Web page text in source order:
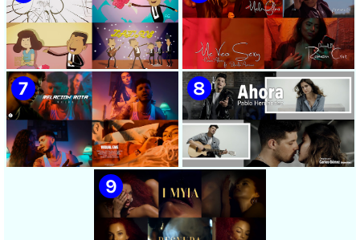
🟡 Sweet Lizzy Project -
¨Nothing Lasts¨ - Videoclip -
Dirección: Víctor Vinuesa
(Vitiko)
🟡 75 Artistas Cubanos
¨Guantanamera¨ - Playing
For Change - Song Around
The World
🟡 Zafiros - ¨Un nombre de
mujer¨ - Proyecto Anima
EGREM - Videoclip Animado
- Dirección: Landy García
🟡 Máxima Alerta & Eduardo
Antonio - ¨Me veo sexy¨ -
Videoclip - Dirección:
Ramón Cruz